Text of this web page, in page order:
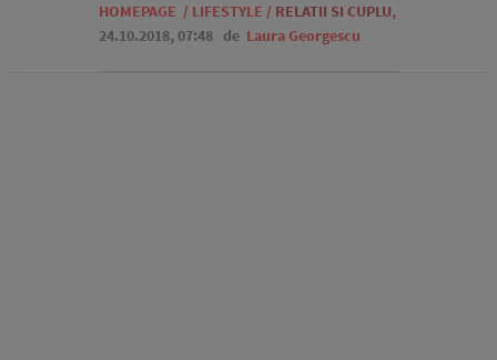
HOMEPAGE / LIFESTYLE / RELATII SI CUPLU,
24.10.2018, 07:48 de Laura Georgescu